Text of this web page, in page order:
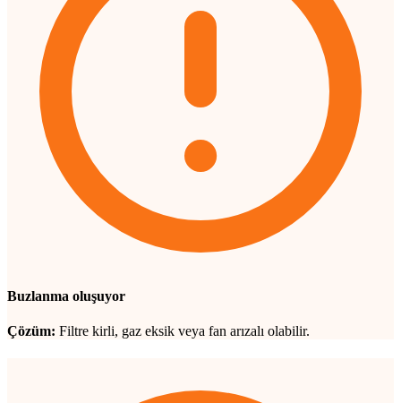
Buzlanma oluşuyor
Çözüm: Filtre kirli, gaz eksik veya fan arızalı olabilir.